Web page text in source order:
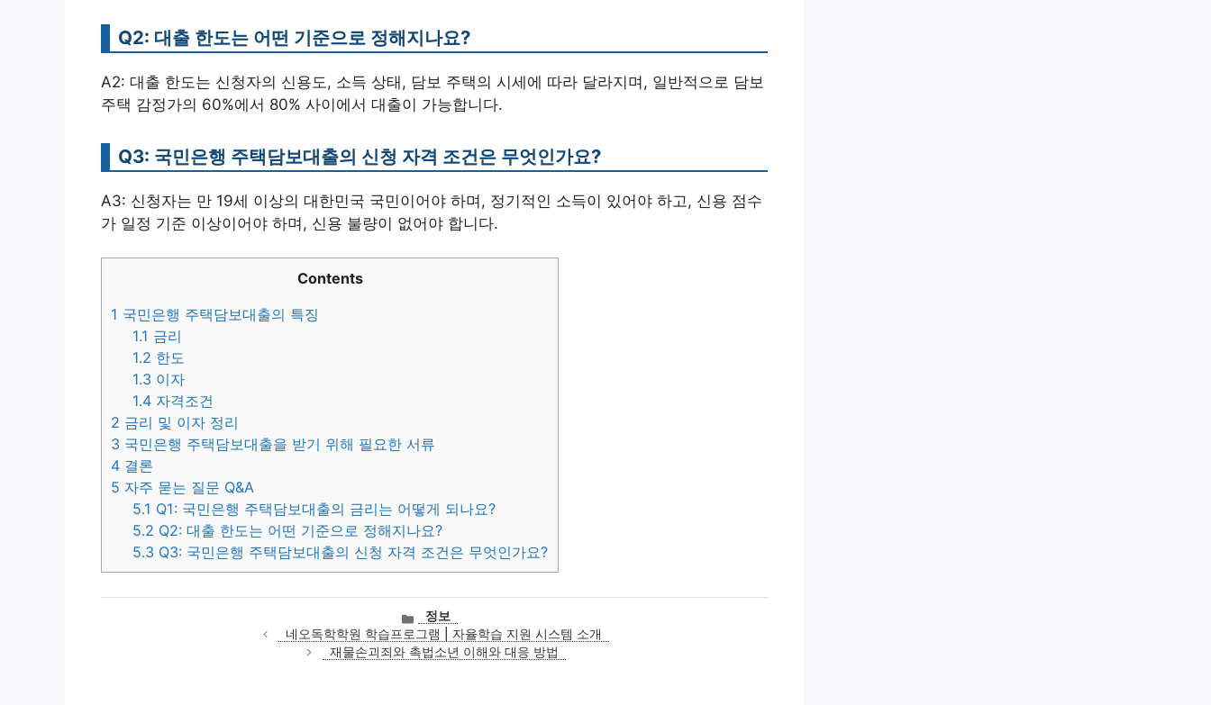
Q2: 대출 한도는 어떤 기준으로 정해지나요?
A2: 대출 한도는 신청자의 신용도, 소득 상태, 담보 주택의 시세에 따라 달라지며, 일반적으로 담보
주택 감정가의 60%에서 80% 사이에서 대출이 가능합니다.
Q3: 국민은행 주택담보대출의 신청 자격 조건은 무엇인가요?
A3: 신청자는 만 19세 이상의 대한민국 국민이어야 하며, 정기적인 소득이 있어야 하고, 신용 점수
가 일정 기준 이상이어야 하며, 신용 불량이 없어야 합니다.
Contents
1 국민은행 주택담보대출의 특징
1.1 금리
1.2 한도
1.3 이자
1.4 자격조건
2 금리 및 이자 정리
3 국민은행 주택담보대출을 받기 위해 필요한 서류
4 결론
5 자주 묻는 질문 Q&A
5.1 Q1: 국민은행 주택담보대출의 금리는 어떻게 되나요?
5.2 Q2: 대출 한도는 어떤 기준으로 정해지나요?
5.3 Q3: 국민은행 주택담보대출의 신청 자격 조건은 무엇인가요?
카
테
고
정보
네오독학학원 학습프로그램 | 자율학습 지원 시스템 소개
재물손괴죄와 촉법소년 이해와 대응 방법